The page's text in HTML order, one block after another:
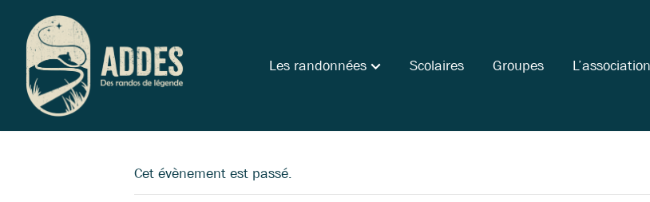
Les randonnées Scolaires Groupes L’association
Cet évènement est passé.